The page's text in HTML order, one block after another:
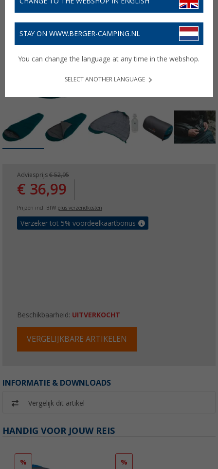
Adviesprijs € 52,95
€ 36,99
Prijzen incl. BTW plus verzendkosten
Verzeker tot 5% voordeelkaartbonus
Beschikbaarheid: UITVERKOCHT
VERGELIJKBARE ARTIKELEN
INFORMATIE & DOWNLOADS
Vergelijk dit artikel
HANDIG VOOR JOUW REIS
% %
STAY ON WWW.BERGER-CAMPING.NL
You can change the language at any time in the webshop.
SELECT ANOTHER LANGUAGE